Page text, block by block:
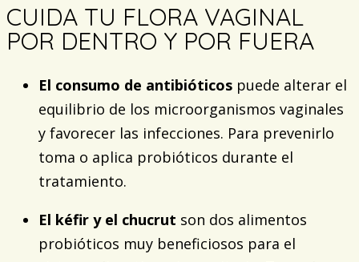
CUIDA TU FLORA VAGINAL
POR DENTRO Y POR FUERA
El consumo de antibióticos puede alterar el
equilibrio de los microorganismos vaginales
y favorecer las infecciones. Para prevenirlo
toma o aplica probióticos durante el
tratamiento.
El kéfir y el chucrut son dos alimentos
probióticos muy beneficiosos para el